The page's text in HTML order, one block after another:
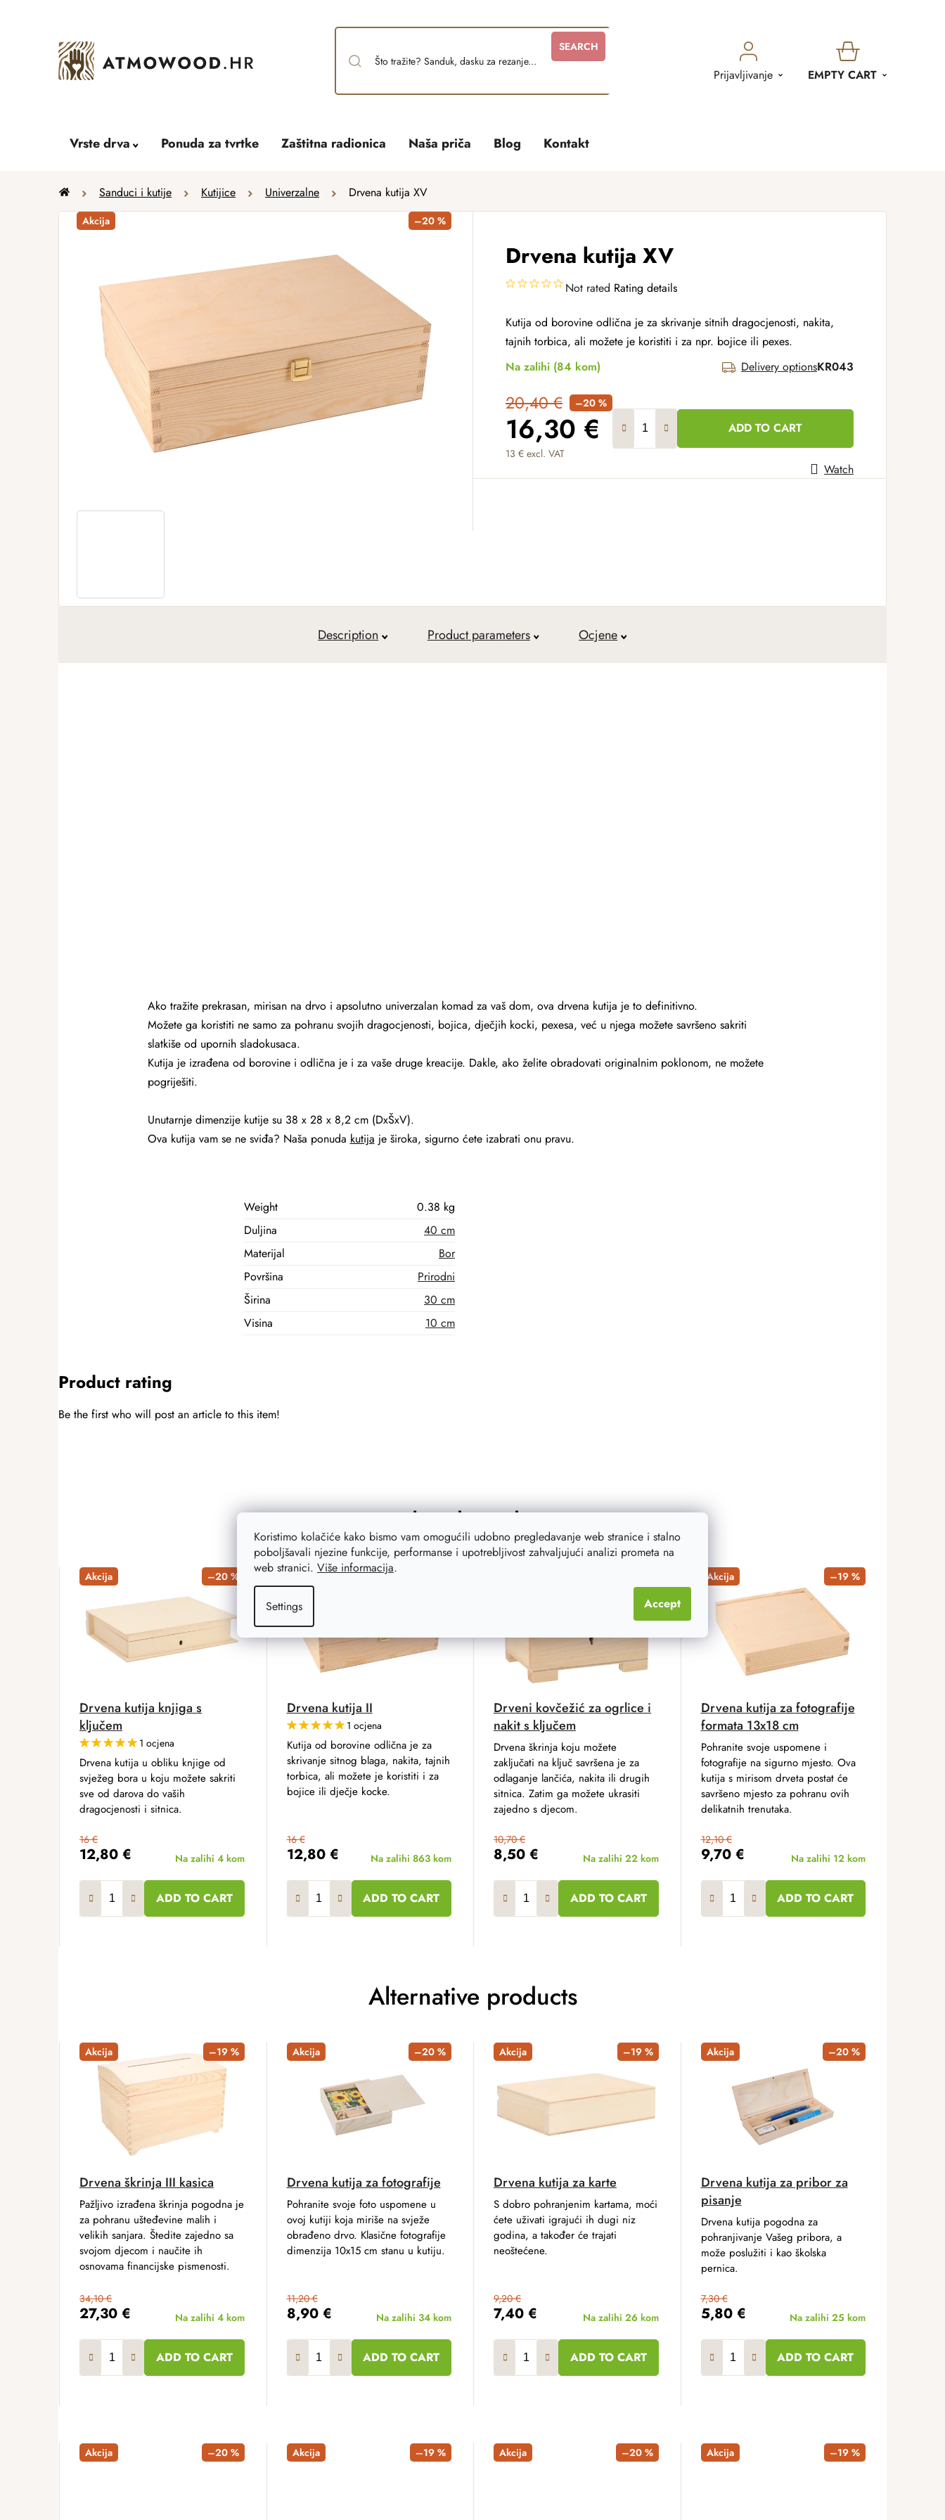
Koristimo kolačiće kako bismo vam omogućili udobno pregledavanje web stranice i stalno
poboljšavali njezine funkcije, performanse i upotrebljivost zahvaljujući analizi prometa na
web stranici. Više informacija.
Settings Accept
SEARCH
Prijavljivanje
SHOPPING
EMPTY CART
Vrste drva Ponuda za tvrtke Zaštitna radionica Naša priča Blog Kontakt
Home Sanduci i kutije Kutijice Univerzalne Drvena kutija XV
Drvena kutija XV
Not rated Rating details
Kutija od borovine odlična je za skrivanje sitnih dragocjenosti, nakita,
tajnih torbica, ali možete je koristiti i za npr. bojice ili pexes.
Na zalihi (84 kom) Delivery optionsKR043
20,40 € –20 %
16,30 €
13 € excl. VAT
Measure price:
ADD TO CART
Watch
Akcija –20 %
Description Product parameters Ocjene
Ako tražite prekrasan, mirisan na drvo i apsolutno univerzalan komad za vaš dom, ova drvena kutija je to definitivno.
Možete ga koristiti ne samo za pohranu svojih dragocjenosti, bojica, dječjih kocki, pexesa, već u njega možete savršeno sakriti
slatkiše od upornih sladokusaca.
Kutija je izrađena od borovine i odlična je i za vaše druge kreacije. Dakle, ako želite obradovati originalnim poklonom, ne možete
pogriješiti.
Unutarnje dimenzije kutije su 38 x 28 x 8,2 cm (DxŠxV).
Ova kutija vam se ne sviđa? Naša ponuda kutija je široka, sigurno ćete izabrati onu pravu.
Weight
0.38 kg
Duljina
40 cm
Materijal
Bor
Površina
Prirodni
Širina
30 cm
Visina
10 cm
Product rating
Be the first who will post an article to this item!
Related products
Akcija –20 %
Drvena kutija knjiga s
ključem
1 ocjena
12,80 €
16 €
Na zalihi 4 kom
ADD TO CART
Drvena kutija u obliku knjige od
svježeg bora u koju možete sakriti
sve od darova do vaših
dragocjenosti i sitnica.
Akcija
Drvena kutija II
1 ocjena
12,80 €
16 €
Na zalihi 863 kom
ADD TO CART
Kutija od borovine odlična je za
skrivanje sitnog blaga, nakita, tajnih
torbica, ali možete je koristiti i za
bojice ili dječje kocke.
Drveni kovčežić za ogrlice i
nakit s ključem
8,50 €
10,70 €
Na zalihi 22 kom
ADD TO CART
Drvena škrinja koju možete
zaključati na ključ savršena je za
odlaganje lančića, nakita ili drugih
sitnica. Zatim ga možete ukrasiti
zajedno s djecom.
Akcija –19 %
Drvena kutija za fotografije
formata 13x18 cm
9,70 €
12,10 €
Na zalihi 12 kom
ADD TO CART
Pohranite svoje uspomene i
fotografije na sigurno mjesto. Ova
kutija s mirisom drveta postat će
savršeno mjesto za pohranu ovih
delikatnih trenutaka.
Alternative products
Akcija –19 %
Drvena škrinja III kasica
27,30 €
34,10 €
Na zalihi 4 kom
ADD TO CART
Pažljivo izrađena škrinja pogodna je
za pohranu ušteđevine malih i
velikih sanjara. Štedite zajedno sa
svojom djecom i naučite ih
osnovama financijske pismenosti.
Akcija –20 %
Drvena kutija za fotografije
8,90 €
11,20 €
Na zalihi 34 kom
ADD TO CART
Pohranite svoje foto uspomene u
ovoj kutiji koja miriše na svježe
obrađeno drvo. Klasične fotografije
dimenzija 10x15 cm stanu u kutiju.
Akcija –19 %
Drvena kutija za karte
7,40 €
9,20 €
Na zalihi 26 kom
ADD TO CART
S dobro pohranjenim kartama, moći
ćete uživati ​​igrajući ih dugi niz
godina, a također će trajati
neoštećene.
Akcija –20 %
Drvena kutija za pribor za
pisanje
5,80 €
7,30 €
Na zalihi 25 kom
ADD TO CART
Drvena kutija pogodna za
pohranjivanje Vašeg pribora, a
može poslužiti i kao školska
pernica.
Akcija –20 % Akcija –19 % Akcija –20 % Akcija –19 %